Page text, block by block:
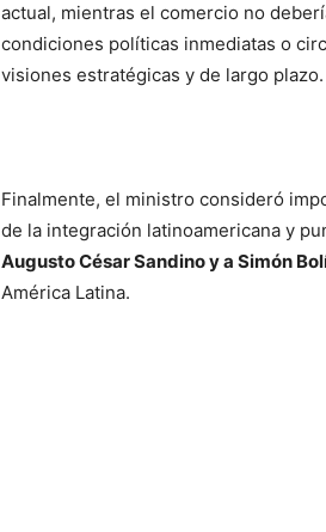
actual, mientras el comercio no
condiciones políticas inmediatas o
visiones estratégicas y de largo plazo.
Finalmente, el ministro consideró
de la integración latinoamericana y
Augusto César Sandino y a Simón
América Latina.